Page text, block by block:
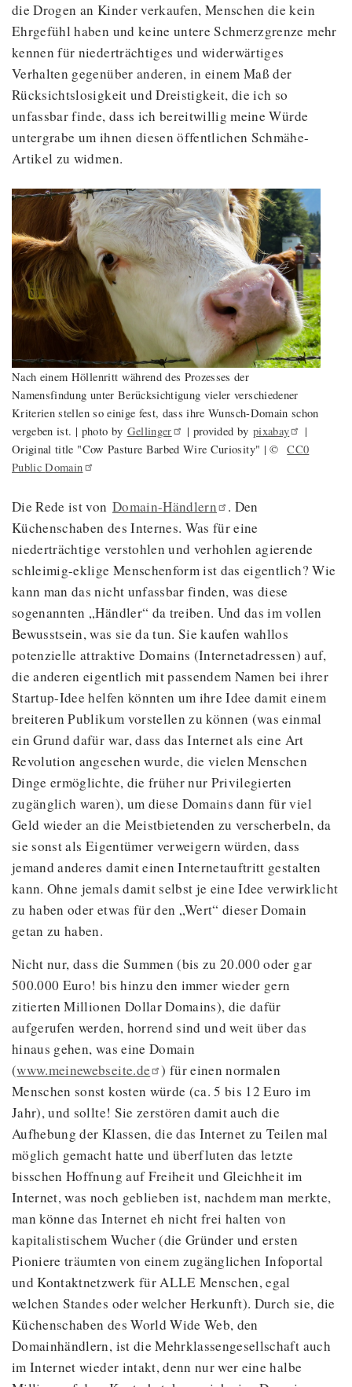
die Drogen an Kinder verkaufen, Menschen die kein
Ehrgefühl haben und keine untere Schmerzgrenze mehr
kennen für niederträchtiges und widerwärtiges
Verhalten gegenüber anderen, in einem Maß der
Rücksichtslosigkeit und Dreistigkeit, die ich so
unfassbar finde, dass ich bereitwillig meine Würde
untergrabe um ihnen diesen öffentlichen Schmähe-
Artikel zu widmen.
Nach einem Höllenritt während des Prozesses der
Namensfindung unter Berücksichtigung vieler verschiedener
Kriterien stellen so einige fest, dass ihre Wunsch-Domain schon
vergeben ist. | photo by Gellinger | provided by pixabay
|
Original title "Cow Pasture Barbed Wire Curiosity" | ©CC0
PublicDomain
Die Rede ist von Domain-Händlern
. Den
Küchenschaben des Internes. Was für eine
niederträchtige verstohlen und verhohlen agierende
schleimig-eklige Menschenform ist das eigentlich? Wie
kann man das nicht unfassbar finden, was diese
sogenannten „Händler“ da treiben. Und das im vollen
Bewusstsein, was sie da tun. Sie kaufen wahllos
potenzielle attraktive Domains (Internetadressen) auf,
die anderen eigentlich mit passendem Namen bei ihrer
Startup-Idee helfen könnten um ihre Idee damit einem
breiteren Publikum vorstellen zu können (was einmal
ein Grund dafür war, dass das Internet als eine Art
Revolution angesehen wurde, die vielen Menschen
Dinge ermöglichte, die früher nur Privilegierten
zugänglich waren), um diese Domains dann für viel
Geld wieder an die Meistbietenden zu verscherbeln, da
sie sonst als Eigentümer verweigern würden, dass
jemand anderes damit einen Internetauftritt gestalten
kann. Ohne jemals damit selbst je eine Idee verwirklicht
zu haben oder etwas für den „Wert“ dieser Domain
getan zu haben.
Nicht nur, dass die Summen (bis zu 20.000 oder gar
500.000 Euro! bis hinzu den immer wieder gern
zitierten Millionen Dollar Domains), die dafür
aufgerufen werden, horrend sind und weit über das
hinaus gehen, was eine Domain
(www.meinewebseite.de
) für einen normalen
Menschen sonst kosten würde (ca. 5 bis 12 Euro im
Jahr), und sollte! Sie zerstören damit auch die
Aufhebung der Klassen, die das Internet zu Teilen mal
möglich gemacht hatte und überfluten das letzte
bisschen Hoffnung auf Freiheit und Gleichheit im
Internet, was noch geblieben ist, nachdem man merkte,
man könne das Internet eh nicht frei halten von
kapitalistischem Wucher (die Gründer und ersten
Pioniere träumten von einem zugänglichen Infoportal
und Kontaktnetzwerk für ALLE Menschen, egal
welchen Standes oder welcher Herkunft). Durch sie, die
Küchenschaben des World Wide Web, den
Domainhändlern, ist die Mehrklassengesellschaft auch
im Internet wieder intakt, denn nur wer eine halbe